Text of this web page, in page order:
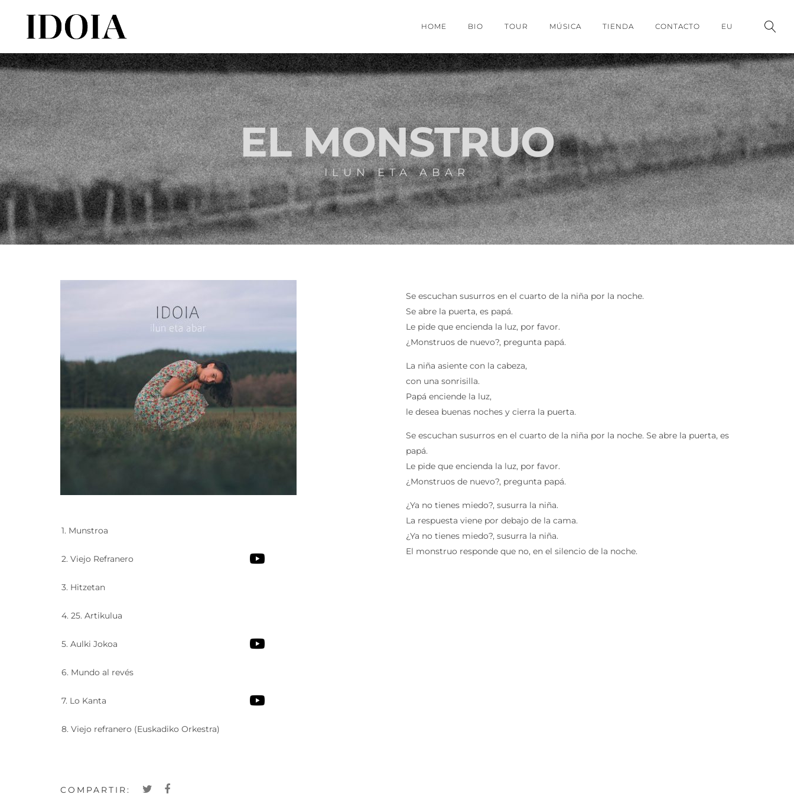
HOME BIO TOUR MÚSICA TIENDA CONTACTO EU
EL MONSTRUO
ILUN ETA ABAR
1. Munstroa
2. Viejo Refranero
3. Hitzetan
4. 25. Artikulua
5. Aulki Jokoa
6. Mundo al revés
7. Lo Kanta
8. Viejo refranero (Euskadiko Orkestra)
Se escuchan susurros en el cuarto de la niña por la noche.
Se abre la puerta, es papá.
Le pide que encienda la luz, por favor.
¿Monstruos de nuevo?, pregunta papá.
La niña asiente con la cabeza,
con una sonrisilla.
Papá enciende la luz,
le desea buenas noches y cierra la puerta.
Se escuchan susurros en el cuarto de la niña por la noche. Se abre la puerta, es
papá.
Le pide que encienda la luz, por favor.
¿Monstruos de nuevo?, pregunta papá.
¿Ya no tienes miedo?, susurra la niña.
La respuesta viene por debajo de la cama.
¿Ya no tienes miedo?, susurra la niña.
El monstruo responde que no, en el silencio de la noche.
COMPARTIR: